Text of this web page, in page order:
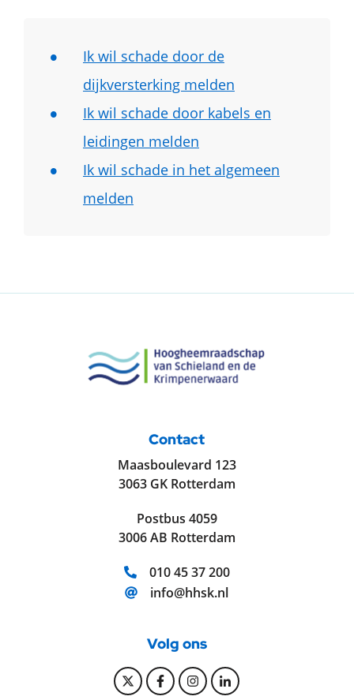
Ik wil schade door de
dijkversterking melden
Ik wil schade door kabels en
leidingen melden
Ik wil schade in het algemeen
melden
Contact
Maasboulevard 123
3063 GK Rotterdam
Postbus 4059
3006 AB Rotterdam
Telefoonnummer:
010 45 37 200
E-mailadres:
info@hhsk.nl
Volg ons
Bekijk onze Twitter pagina
Bekijk onze Facebook
Bekijk onze Instagram
Bekijk onze